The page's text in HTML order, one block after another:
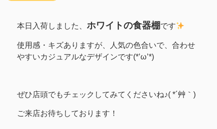
本日入荷しました、 ホワイトの食器棚です
使用感・キズありますが、人気の色合いで、合わせ
やすいカジュアルなデザインです(*’ω’*)
ぜひ店頭でもチェックしてみてくださいね♪( *´艸｀)
ご来店お待ちしております！